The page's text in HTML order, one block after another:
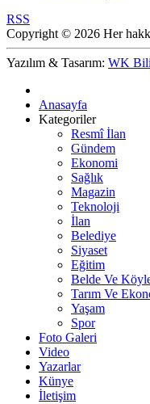
RSS
Copyright © 2026 Her
Yazılım & Tasarım: WK
Anasayfa
Kategoriler
Resmî İlan
Gündem
Ekonomi
Sağlık
Magazin
Teknoloji
İlan
Belediye
Siyaset
Eğitim
Belde Ve
Tarım Ve
Yaşam
Spor
Foto Galeri
Video
Yazarlar
Künye
İletişim